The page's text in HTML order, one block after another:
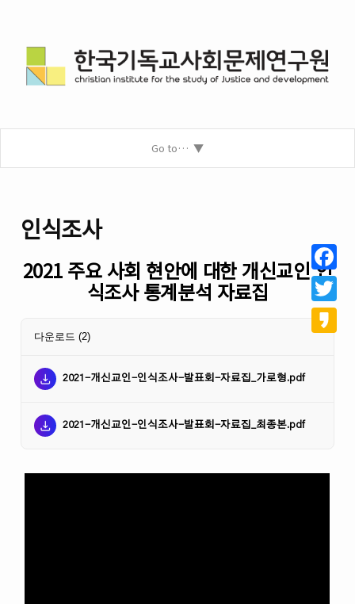
Go to…
인식조사
2021 주요 사회 현안에 대한 개신교인 인
식조사 통계분석 자료집
다운로드(2)
2021-개신교인-인식조사-발표회-자료집_가로형.pdf
2021-개신교인-인식조사-발표회-자료집_최종본.pdf
Twitter